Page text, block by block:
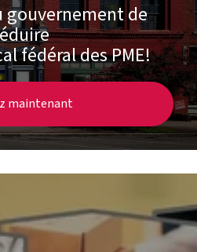
gouvernement de
fédéral des PME!
maintenant